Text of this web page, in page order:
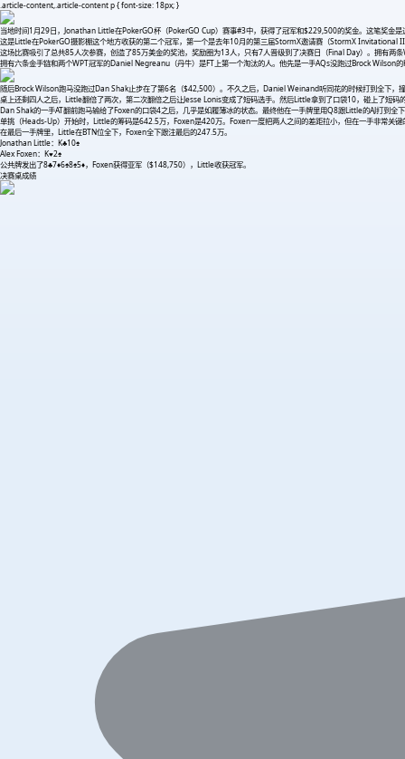
.article-content,.article-content p { font-size: 18px; }
当地时间1月29日，Jonathan Little在PokerGO杯（PokerGO Cup）赛事#3中，获得了冠军和$229,500的奖金。这笔奖金
这是Little在PokerGO摄影棚这个地方收获的第二个冠军，第一个是去年10月的第三届StormX邀请赛（StormX Invitational
这场比赛吸引了总共85人次参赛，创造了85万美金的奖池，奖励圈为13人，只有7人晋级到了决赛日（Final Day）。拥有两
拥有六条金手链和两个WPT冠军的Daniel Negreanu（丹牛）是FT上第一个淘汰的人。他先是一手AQs没跑过Brock Wilson
随后Brock Wilson跑马没跑过Dan Shak止步在了第6名（$42,500）。不久之后，Daniel Weinand听同花的时候打到全下
桌上还剩四人之后，Little翻倍了两次，第二次翻倍之后让Jesse Lonis变成了短码选手。然后Little拿到了口袋10，碰上了短
Dan Shak的一手AT翻前跑马输给了Foxen的口袋4之后，几乎是如履薄冰的状态。最终他在一手牌里用Q8跟Little的AJ打到
单挑（Heads-Up）开始时，Little的筹码是642.5万，Foxen是420万。Foxen一度把两人之间的差距拉小，但在一手非常关
在最后一手牌里，Little在BTN位全下，Foxen全下跟注最后的247.5万。
Jonathan Little：K♣10♠
Alex Foxen：K♥2♠
公共牌发出了8♣7♦6♠8♠5♦，Foxen获得亚军（$148,750），Little收获冠军。
决赛桌成绩